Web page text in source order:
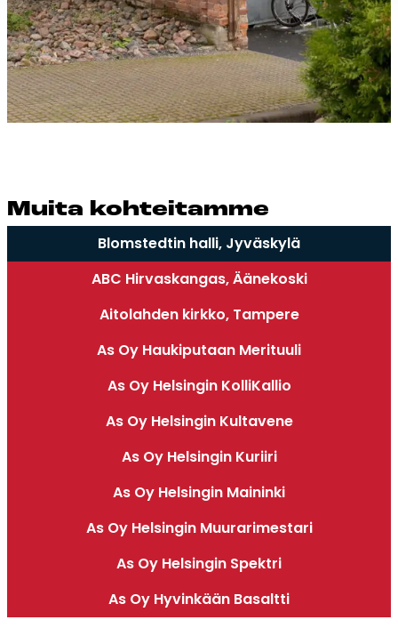
Mui­ta koh­tei­tam­me
Blomstedtin halli, Jyväskylä
ABC Hirvaskangas, Äänekoski
Aitolahden kirkko, Tampere
As Oy Haukiputaan Merituuli
As Oy Helsingin KolliKallio
As Oy Helsingin Kultavene
As Oy Helsingin Kuriiri
As Oy Helsingin Maininki
As Oy Helsingin Muurarimestari
As Oy Helsingin Spektri
As Oy Hyvinkään Basaltti